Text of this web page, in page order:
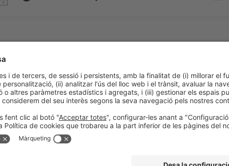
Política de privacitatPolítica de cookies